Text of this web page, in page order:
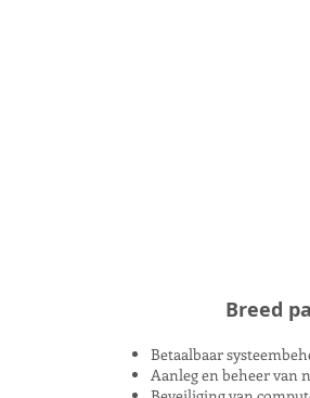
Breed
Betaalbaar
Aanleg en beheer